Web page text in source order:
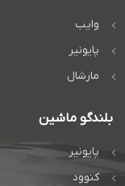
وایب
پایونیر
مارشال
بلندگو ماشین
پایونیر
کنوود